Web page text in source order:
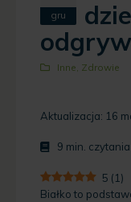
gru
Inne Zdrowie
Aktualizacja: 16
9 min. czytania
5 (1 )
Białko to